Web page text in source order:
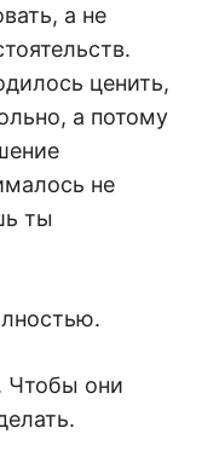
а не
ценить,
а потому
не
ты
Чтобы они